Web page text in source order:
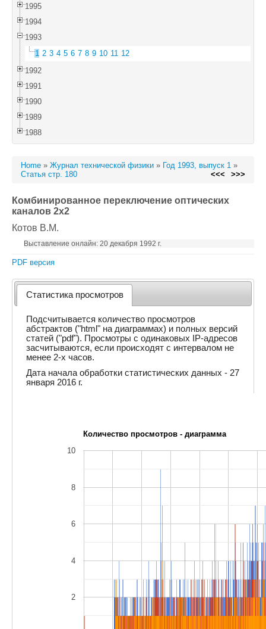
1995
1994
1993
1 2 3 4 5 6 7 8 9 10 11 12
1992
1991
1990
1989
1988
Home » Журнал технической физики » Год 1993, выпуск 1 »
Статья стр. 180
<<< >>>
Комбинированное переключение оптических
каналов 2x2
Котов В.М.
Выставление онлайн: 20 декабря 1992 г.
PDF версия
Статистика просмотров
Подсчитывается количество просмотров
абстрактов ("html" на диаграммах) и полных версий
статей ("pdf"). Просмотры с одинаковых IP-адресов
засчитываются, если происходят с интервалом не
менее 2-х часов.
Дата начала обработки статистических данных - 27
января 2016 г.
Количество просмотров - диаграмма
2
4
6
8
10